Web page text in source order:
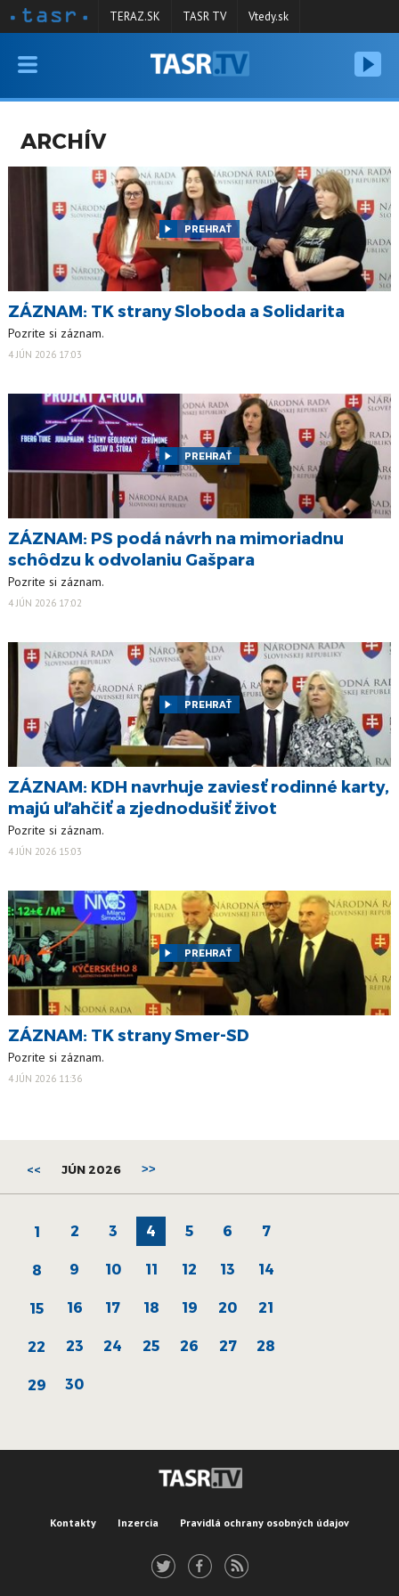
VYSIELANIE
SPRAVODAJSTVO
KONTAKT
ARCHÍV
TERAZ.SK TASR TV Vtedy.sk
ARCHÍV
PREHRAŤ
ZÁZNAM: TK strany Sloboda a Solidarita
Pozrite si záznam.
4 JÚN 2026 17:03
PREHRAŤ
ZÁZNAM: PS podá návrh na mimoriadnu
schôdzu k odvolaniu Gašpara
Pozrite si záznam.
4 JÚN 2026 17:02
PREHRAŤ
ZÁZNAM: KDH navrhuje zaviesť rodinné karty,
majú uľahčiť a zjednodušiť život
Pozrite si záznam.
4 JÚN 2026 15:03
PREHRAŤ
ZÁZNAM: TK strany Smer-SD
Pozrite si záznam.
4 JÚN 2026 11:36
<< JÚN 2026 >>
1 2 3 4 5 6 7
8 9 10 11 12 13 14
15 16 17 18 19 20 21
22 23 24 25 26 27 28
29 30
Kontakty Inzercia Pravidlá ochrany osobných údajov